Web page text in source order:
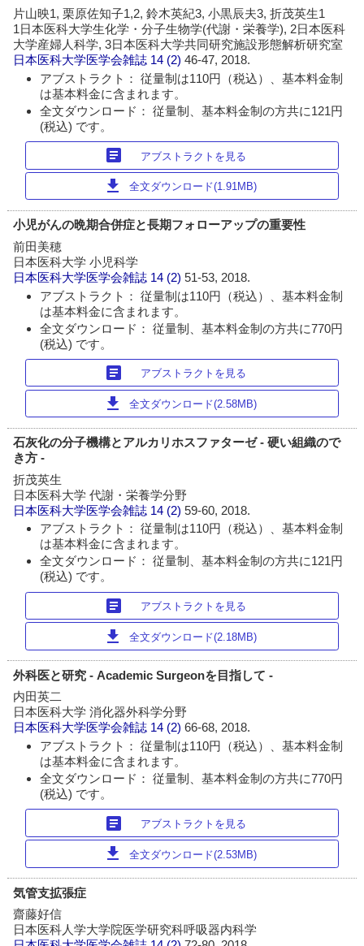
片山映1, 栗原佐知子1,2, 鈴木英紀3, 小黒辰夫3, 折茂英生1
1日本医科大学生化学・分子生物学(代謝・栄養学), 2日本医科
大学産婦人科学, 3日本医科大学共同研究施設形態解析研究室
日本医科大学医学会雑誌 14 (2)46-47, 2018.
アブストラクト： 従量制は110円（税込）、基本料金制
は基本料金に含まれます。
全文ダウンロード： 従量制、基本料金制の方共に121円
(税込) です。
article アブストラクトを見る
download 全文ダウンロード(1.91MB)
小児がんの晩期合併症と長期フォローアップの重要性
前田美穂
日本医科大学 小児科学
日本医科大学医学会雑誌 14 (2)51-53, 2018.
アブストラクト： 従量制は110円（税込）、基本料金制
は基本料金に含まれます。
全文ダウンロード： 従量制、基本料金制の方共に770円
(税込) です。
article アブストラクトを見る
download 全文ダウンロード(2.58MB)
石灰化の分子機構とアルカリホスファターゼ - 硬い組織ので
き方 -
折茂英生
日本医科大学 代謝・栄養学分野
日本医科大学医学会雑誌 14 (2)59-60, 2018.
アブストラクト： 従量制は110円（税込）、基本料金制
は基本料金に含まれます。
全文ダウンロード： 従量制、基本料金制の方共に121円
(税込) です。
article アブストラクトを見る
download 全文ダウンロード(2.18MB)
外科医と研究 - Academic Surgeonを目指して -
内田英二
日本医科大学 消化器外科学分野
日本医科大学医学会雑誌 14 (2)66-68, 2018.
アブストラクト： 従量制は110円（税込）、基本料金制
は基本料金に含まれます。
全文ダウンロード： 従量制、基本料金制の方共に770円
(税込) です。
article アブストラクトを見る
download 全文ダウンロード(2.53MB)
気管支拡張症
齋藤好信
日本医科人学大学院医学研究科呼吸器内科学